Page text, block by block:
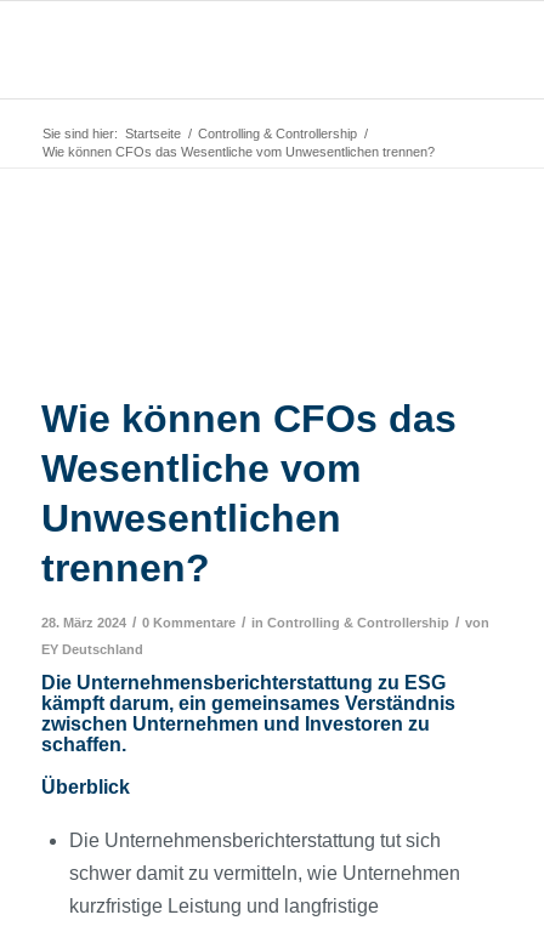
Sie sind hier: Startseite / Controlling & Controllership /
Wie können CFOs das Wesentliche vom Unwesentlichen trennen?
Wie können CFOs das
Wesentliche vom
Unwesentlichen
trennen?
28. März 2024 / 0 Kommentare / in Controlling & Controllership / von
EY Deutschland
Die Unternehmensberichterstattung zu ESG
kämpft darum, ein gemeinsames Verständnis
zwischen Unternehmen und Investoren zu
schaffen.
Überblick
Die Unternehmensberichterstattung tut sich
schwer damit zu vermitteln, wie Unternehmen
kurzfristige Leistung und langfristige